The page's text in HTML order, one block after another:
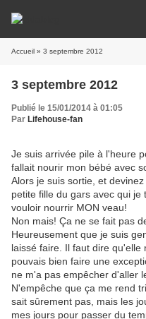
Accueil » 3 septembre 2012
3 septembre 2012
Publié le 15/01/2014 à 01:05
Par Lifehouse-fan
Je suis arrivée pile à l'heure
fallait nourir mon bébé avec
Alors je suis sortie, et
petite fille du gars avec qui
vouloir nourrir MON veau!
Non mais! Ça ne se fait pas
Heureusement que je suis
laissé faire. Il faut dire
pouvais bien faire une
ne m'a pas empêcher d'aller
N'empêche que ça me rend
sait sûrement pas, mais les
mes jours pour passer du